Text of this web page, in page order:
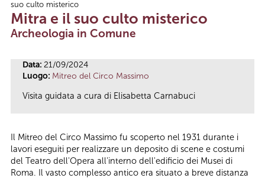
Tu sei qui
suo culto misterico
Mitra e il suo culto misterico
Archeologia in Comune
Data: 21/09/2024
Luogo: Mitreo del Circo Massimo
Visita guidata a cura di Elisabetta Carnabuci
Il Mitreo del Circo Massimo fu scoperto nel 1931 durante i
lavori eseguiti per realizzare un deposito di scene e costumi
del Teatro dell'Opera all'interno dell'edificio dei Musei di
Roma. Il vasto complesso antico era situato a breve distanza